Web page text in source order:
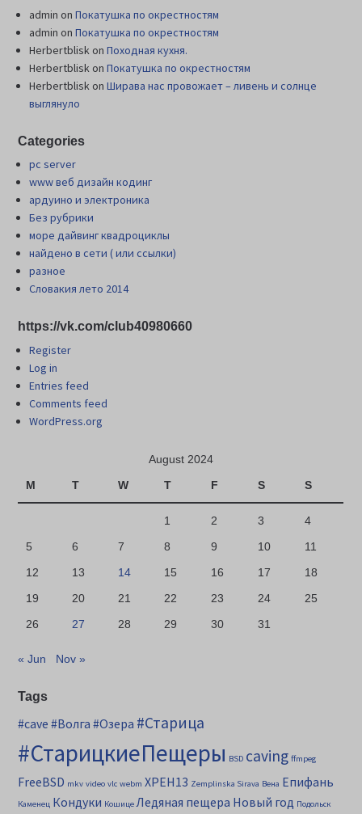
admin onПокатушка по окрестностям
admin onПокатушка по окрестностям
HerbertbliskonПоходная кухня.
HerbertbliskonПокатушка по окрестностям
HerbertbliskonШиpава нас провожает – ливень и солнце
выглянуло
Categories
pc server
www веб дизайн кодинг
ардуино и электроника
Без рубрики
море дайвинг квадроциклы
найдено в сети ( или ссылки)
разное
Словакия лето 2014
https://vk.com/club40980660
Register
Log in
Entries feed
Comments feed
WordPress.org
August 2024
M
T W T F S S
1 2 3
4
5
6 7 8 9 10
11
12
13 14 15 16 17
18
19
20 21 22 23 24
25
26
27 28 29 30 31
« Jun Nov »
Tags
#cave #Волга #Озера #Старица
#СтарицкиеПещеры BSD caving ffmpeg
FreeBSD mkv video vlc webm XPEH13 Zemplinska Sirava Вена Епифань
Каменец Кондуки Кошице Ледяная пещера Новый год Подольск